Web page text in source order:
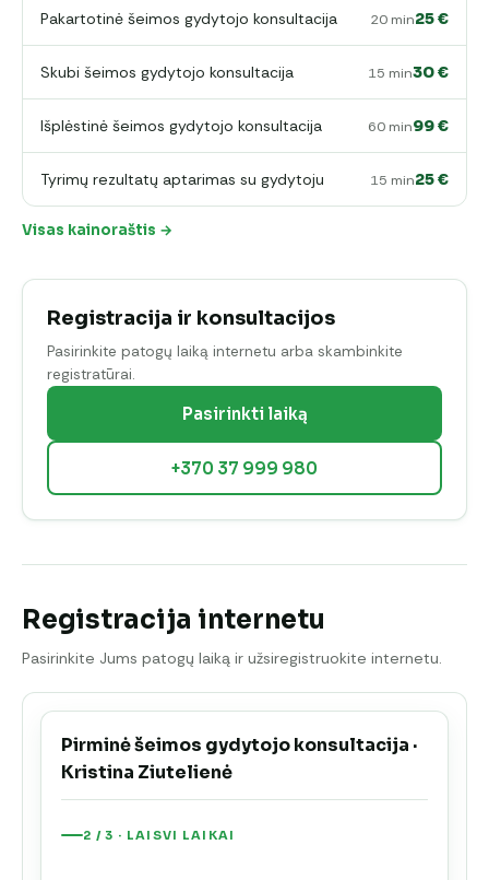
Pakartotinė šeimos gydytojo konsultacija 20 min25 €
Skubi šeimos gydytojo konsultacija 15 min30 €
Išplėstinė šeimos gydytojo konsultacija 60 min99 €
Tyrimų rezultatų aptarimas su gydytoju 15 min25 €
Visas kainoraštis →
Registracija ir konsultacijos
Pasirinkite patogų laiką internetu arba skambinkite
registratūrai.
Pasirinkti laiką
+370 37 999 980
Registracija internetu
Pasirinkite Jums patogų laiką ir užsiregistruokite internetu.
Pirminė šeimos gydytojo konsultacija ·
Kristina Ziutelienė
2 / 3 · LAISVI LAIKAI